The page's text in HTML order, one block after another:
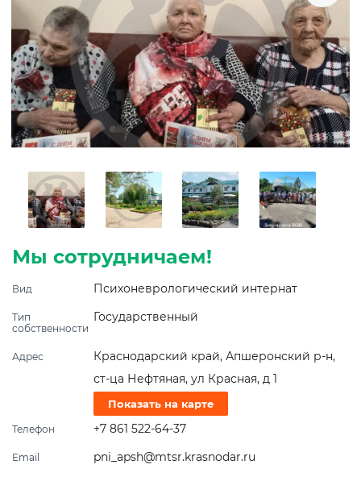
Мы сотрудничаем!
Вид Психоневрологический интернат
Тип
собственности
Государственный
Адрес
Краснодарский край, Апшеронский р-н,
ст-ца Нефтяная, ул Красная, д 1
Показать на карте
Телефон +7 861 522-64-37
Email pni_apsh@mtsr.krasnodar.ru